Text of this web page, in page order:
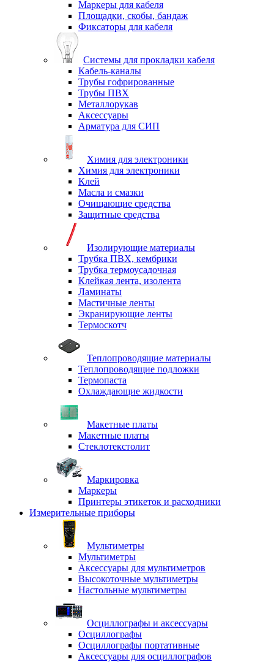
Маркеры для кабеля
Площадки, скобы, бандаж
Фиксаторы для кабеля
Системы для прокладки кабеля
Кабель-каналы
Трубы гофрированные
Трубы ПВХ
Металлорукав
Аксессуары
Арматура для СИП
Химия для электроники
Химия для электроники
Клей
Масла и смазки
Очищающие средства
Защитные средства
Изолирующие материалы
Трубка ПВХ, кембрики
Трубка термоусадочная
Клейкая лента, изолента
Ламинаты
Мастичные ленты
Экранирующие ленты
Термоскотч
Теплопроводящие материалы
Теплопроводящие подложки
Термопаста
Охлаждающие жидкости
Макетные платы
Макетные платы
Стеклотекстолит
Маркировка
Маркеры
Принтеры этикеток и расходники
Измерительные приборы
Мультиметры
Мультиметры
Аксессуары для мультиметров
Высокоточные мультиметры
Настольные мультиметры
Осциллографы и аксессуары
Осциллографы
Осциллографы портативные
Аксессуары для осциллографов